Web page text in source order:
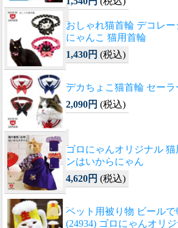
おしゃれ猫首輪 デコレ
にゃんこ 猫用首輪
1,430円 (税込)
デカちょこ猫首輪 セーラ
2,090円 (税込)
ゴロにゃんオリジナル
ンはいからにゃん
4,620円 (税込)
ペット用被り物 ビール
(24934) ゴロにゃんオリ